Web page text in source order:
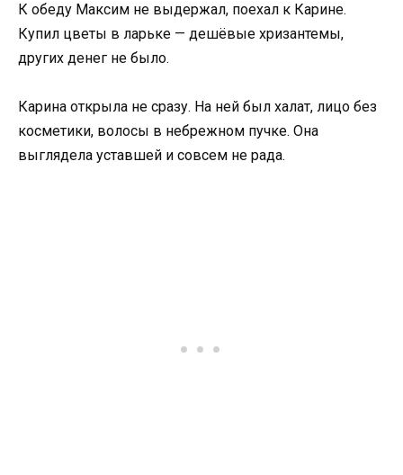
К обеду Максим не выдержал, поехал к Карине.
Купил цветы в ларьке — дешёвые хризантемы,
других денег не было.
Карина открыла не сразу. На ней был халат, лицо без
косметики, волосы в небрежном пучке. Она
выглядела уставшей и совсем не рада.